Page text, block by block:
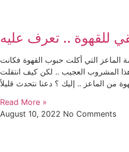
التي أكلت حبوب القهوة فكانت
المشروب العجيب .. لكن كيف انتقلت
Read More »
August 10, 2022 No Comments